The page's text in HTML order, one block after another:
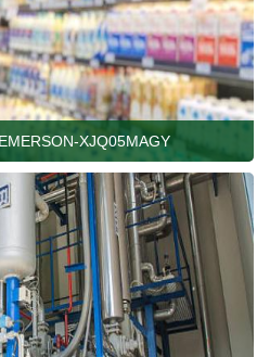
XJQ05MAGY